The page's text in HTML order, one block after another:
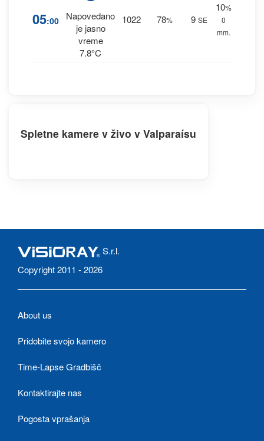
05:00
Napovedano
je jasno
vreme
7.8°C
1022 78% 9 SE
10%
0
mm.
Spletne kamere v živo v Valparaísu
S.r.l.
Copyright 2011 - 2026
About us
Pridobite svojo kamero
Time-Lapse Gradbišč
Kontaktirajte nas
Pogosta vprašanja